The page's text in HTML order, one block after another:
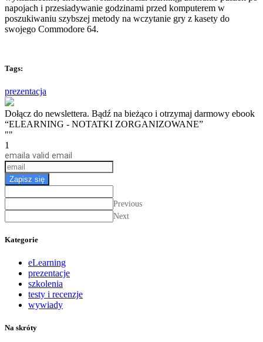
napojach i przesiadywanie godzinami przed komputerem w
poszukiwaniu szybszej metody na wczytanie gry z kasety do
swojego Commodore 64.
Tags:
prezentacja
Dołącz do newslettera. Bądź na bieżąco i otrzymaj darmowy ebook
“ELEARNING - NOTATKI ZORGANIZOWANE”
""
1
email a valid email
Zapisz się
Previous
Next
Kategorie
eLearning
prezentacje
szkolenia
testy i recenzje
wywiady
Na skróty